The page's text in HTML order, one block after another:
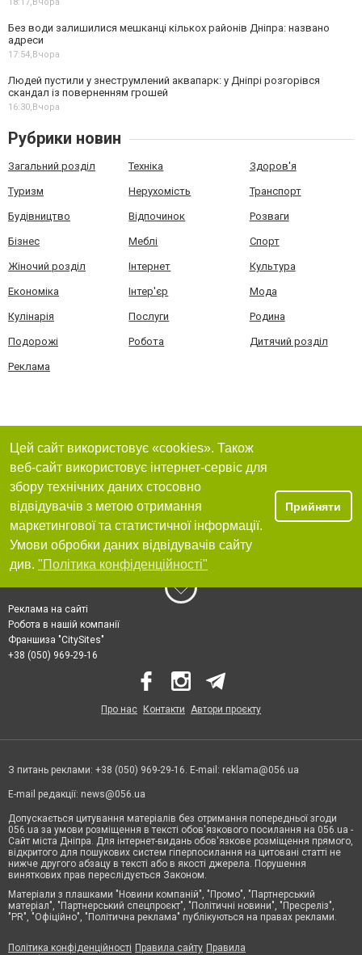
Без води залишилися мешканці кількох районів Дніпра: названо
адреси
17:54, Вчора
Людей пустили у знеструмлений аквапарк: у Дніпрі розгорівся
скандал із поверненням грошей
16:30, Вчора
Рубрики новин
Загальний розділ Техніка Здоров'я
Туризм Нерухомість Транспорт
Будівництво Відпочинок Розваги
Бізнес Меблі Спорт
Жіночий розділ Інтернет Культура
Економіка Інтер'єр Мода
Кулінарія Послуги Родина
Подорожі Робота Дитячий розділ
Реклама
Цей сайт використовує «cookies». Також
веб-сайт використовує інтернет-сервіс для
збору технічних даних стосовно
відвідувачів з метою отримання
маркетингової та статистичної інформації.
Умови обробки даних відвідувачів сайту
див. "Політика конфіденційності"
Прийняти
Реклама на сайті
Робота в нашій компанії
Франшиза "CitySites"
+38 (050) 969-29-16
Про нас Контакти Автори проєкту
З питань реклами: +38 (050) 969-29-16. E-mail: reklama@056.ua
E-mail редакції: news@056.ua
Допускається цитування матеріалів без отримання попередньої згоди
056.ua за умови розміщення в тексті обов'язкового посилання на 056.ua -
Сайт міста Дніпра. Для інтернет-видань обов'язкове розміщення прямого,
відкритого для пошукових систем гіперпосилання на цитовані статті не
нижче другого абзацу в тексті або в якості джерела. Порушення
виняткових прав переслідується Законом.
Матеріали з плашками "Новини компаній", "Промо", "Партнерський
матеріал", "Партнерський спецпроєкт", "Політичні новини", "Пресреліз",
"PR", "Офіційно", "Політична реклама" публікуються на правах реклами.
Політика конфіденційності Правила сайту Правила